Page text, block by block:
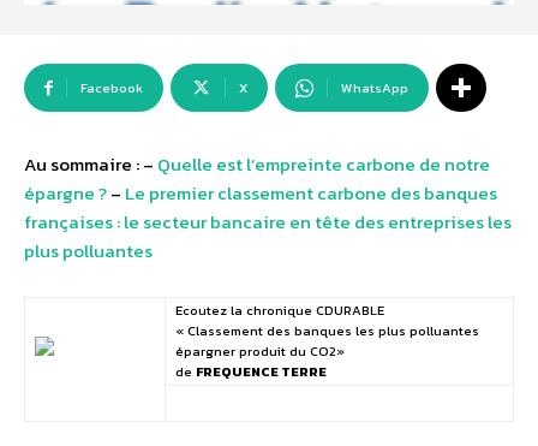
Facebook X WhatsApp
Au sommaire : – Quelle est l’empreinte carbone de notre
épargne ?– Le premier classement carbone des banques
françaises : le secteur bancaire en tête des entreprises les
plus polluantes
Ecoutez la chronique CDURABLE
« Classement des banques les plus polluantes
épargner produit du CO2»
de FREQUENCE TERRE